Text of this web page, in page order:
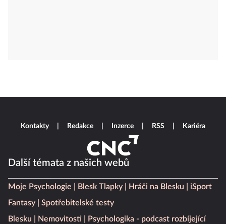
Další témata z našich webů
Moje Psychologie Blesk Tlapky Hráči na Blesku
iSport
Fantasy
Spotřebitelské testy
Blesku
Nemovitosti
Psychologika - podcast rozbíjející
Kontakty Redakce Inzerce RSS Kariéra